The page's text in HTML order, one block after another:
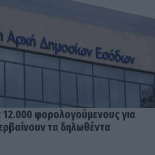
12.000 φορολογούμενους για
τα δηλωθέντα